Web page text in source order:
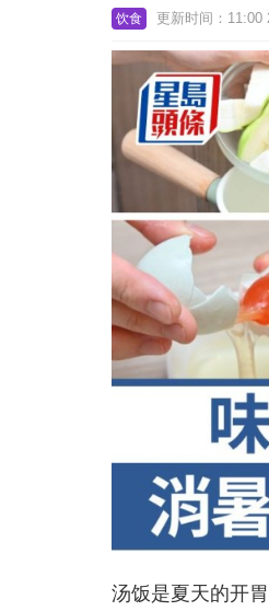
饮食 更新时间：11:00
汤饭是夏天的开